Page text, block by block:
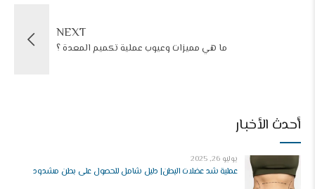
NEXT
ما هي مميزات وعيوب عملية تكميم المعدة ؟
أحدث الأخبار
يوليو 26, 2025
عملية شد عضلات البطن| دليل شامل للحصول على بطن مشدود